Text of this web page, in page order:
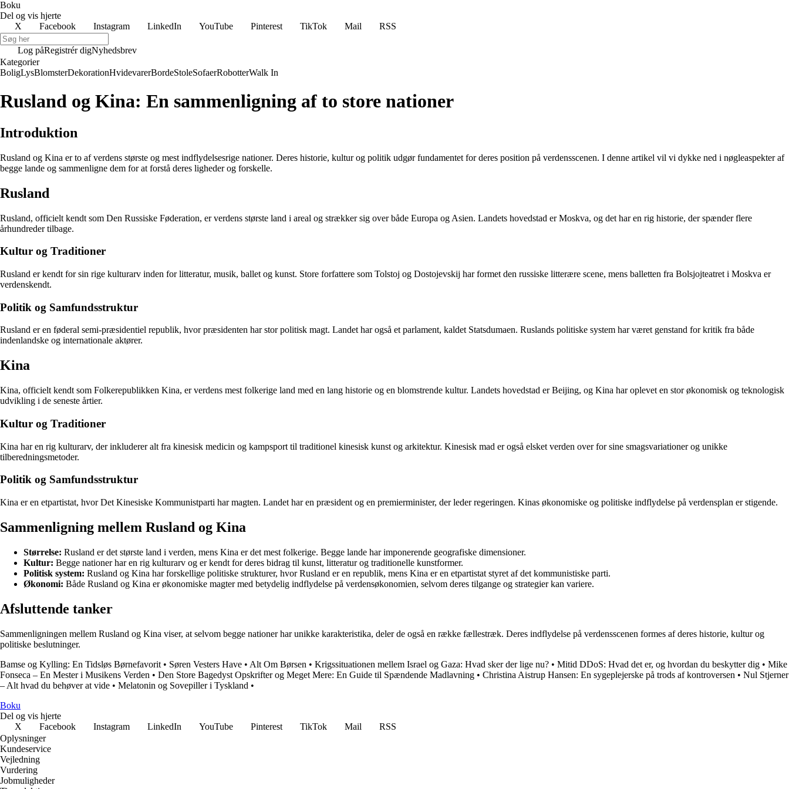
Boku
Del og vis hjerte
X
Facebook Instagram LinkedIn YouTube Pinterest TikTok Mail RSS
Log påRegistrér digNyhedsbrev
Kategorier
BoligLysBlomsterDekorationHvidevarerBordeStoleSofaerRobotterWalk In
Rusland og Kina: En sammenligning af to store nationer
Introduktion
Rusland og Kina er to af verdens største og mest indflydelsesrige nationer. Deres historie, kultur og politik udgør fundamentet for deres position på verdensscenen. I denne artikel vil vi dykke ned i nøgleaspekter af
begge lande og sammenligne dem for at forstå deres ligheder og forskelle.
Rusland
Rusland, officielt kendt som Den Russiske Føderation, er verdens største land i areal og strækker sig over både Europa og Asien. Landets hovedstad er Moskva, og det har en rig historie, der spænder flere
århundreder tilbage.
Kultur og Traditioner
Rusland er kendt for sin rige kulturarv inden for litteratur, musik, ballet og kunst. Store forfattere som Tolstoj og Dostojevskij har formet den russiske litterære scene, mens balletten fra Bolsjojteatret i Moskva er
verdenskendt.
Politik og Samfundsstruktur
Rusland er en føderal semi-præsidentiel republik, hvor præsidenten har stor politisk magt. Landet har også et parlament, kaldet Statsdumaen. Ruslands politiske system har været genstand for kritik fra både
indenlandske og internationale aktører.
Kina
Kina, officielt kendt som Folkerepublikken Kina, er verdens mest folkerige land med en lang historie og en blomstrende kultur. Landets hovedstad er Beijing, og Kina har oplevet en stor økonomisk og teknologisk
udvikling i de seneste årtier.
Kultur og Traditioner
Kina har en rig kulturarv, der inkluderer alt fra kinesisk medicin og kampsport til traditionel kinesisk kunst og arkitektur. Kinesisk mad er også elsket verden over for sine smagsvariationer og unikke
tilberedningsmetoder.
Politik og Samfundsstruktur
Kina er en etpartistat, hvor Det Kinesiske Kommunistparti har magten. Landet har en præsident og en premierminister, der leder regeringen. Kinas økonomiske og politiske indflydelse på verdensplan er stigende.
Sammenligning mellem Rusland og Kina
Størrelse: Rusland er det største land i verden, mens Kina er det mest folkerige. Begge lande har imponerende geografiske dimensioner.
Kultur: Begge nationer har en rig kulturarv og er kendt for deres bidrag til kunst, litteratur og traditionelle kunstformer.
Politisk system: Rusland og Kina har forskellige politiske strukturer, hvor Rusland er en republik, mens Kina er en etpartistat styret af det kommunistiske parti.
Økonomi: Både Rusland og Kina er økonomiske magter med betydelig indflydelse på verdensøkonomien, selvom deres tilgange og strategier kan variere.
Afsluttende tanker
Sammenligningen mellem Rusland og Kina viser, at selvom begge nationer har unikke karakteristika, deler de også en række fællestræk. Deres indflydelse på verdensscenen formes af deres historie, kultur og
politiske beslutninger.
Bamse og Kylling: En Tidsløs Børnefavorit • Søren Vesters Have • Alt Om Børsen • Krigssituationen mellem Israel og Gaza: Hvad sker der lige nu? • Mitid DDoS: Hvad det er, og hvordan du beskytter dig • Mike
Fonseca – En Mester i Musikens Verden • Den Store Bagedyst Opskrifter og Meget Mere: En Guide til Spændende Madlavning • Christina Aistrup Hansen: En sygeplejerske på trods af kontroversen • Nul Stjerner
– Alt hvad du behøver at vide • Melatonin og Sovepiller i Tyskland •
Boku
Del og vis hjerte
X
Facebook Instagram LinkedIn YouTube Pinterest TikTok Mail
RSS
Oplysninger
Kundeservice
Vejledning
Vurdering
Jobmuligheder